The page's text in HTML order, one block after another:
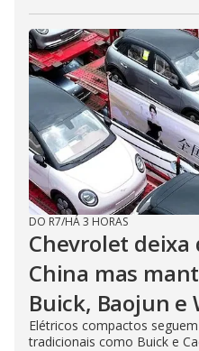
DO R7/HÁ 3 HORAS
Chevrolet deixa
China mas
Buick, Baojun e
Elétricos compactos
tradicionais como Buick e